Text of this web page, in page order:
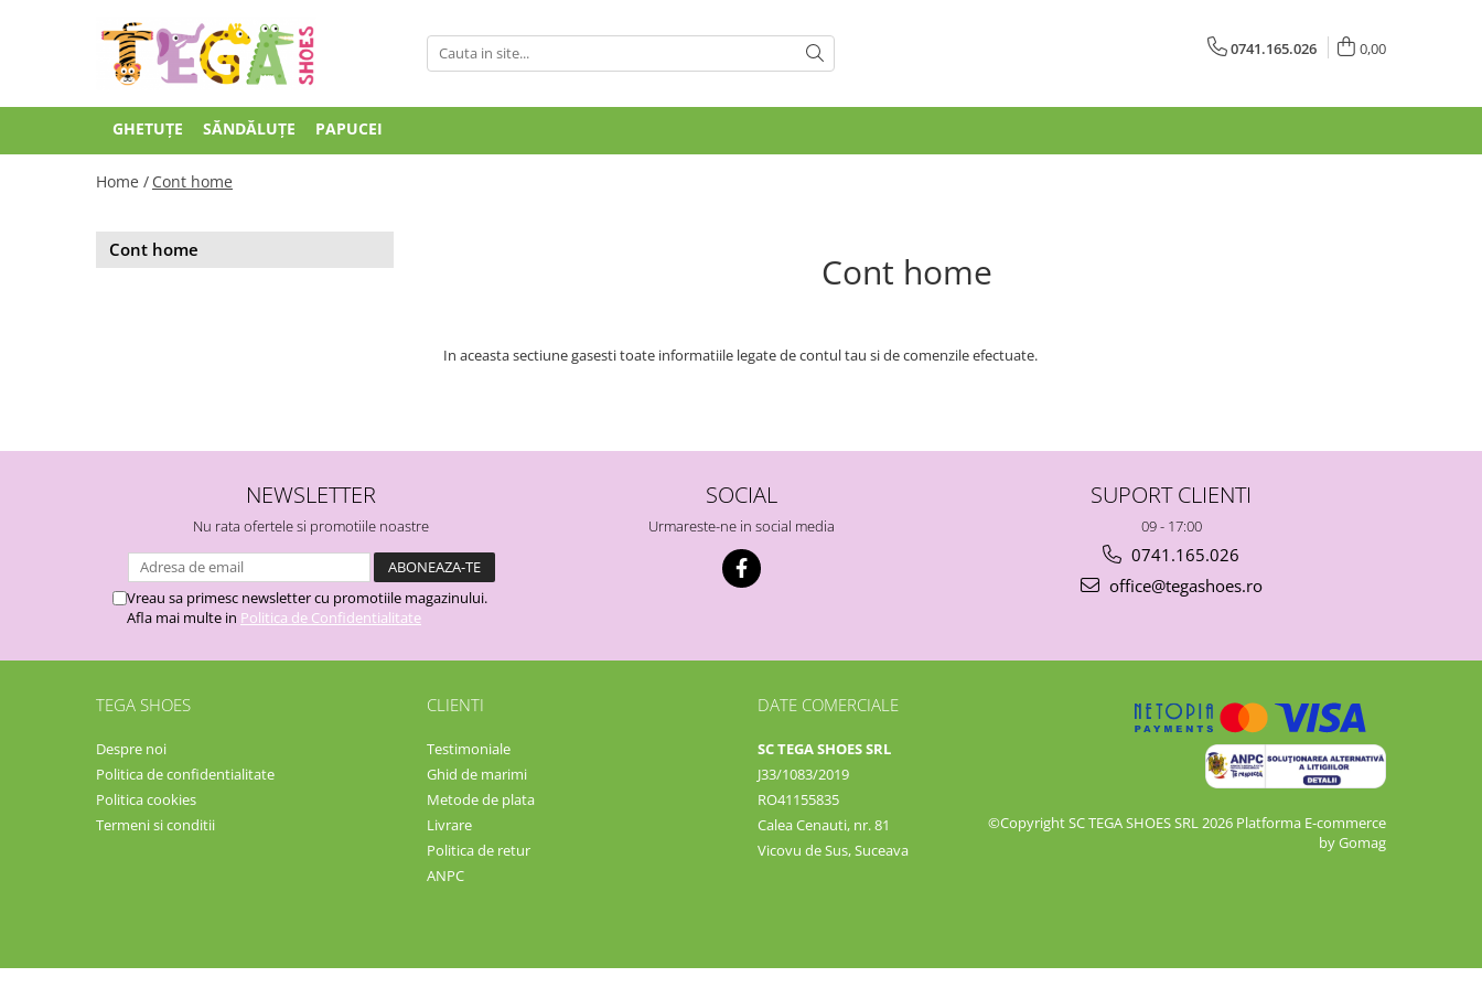
0741.165.026 0,00
GHETUȚE SĂNDĂLUȚE PAPUCEI
Home / Cont home
Cont home
In aceasta sectiune gasesti toate informatiile legate de contul tau si de comenzile efectuate.
Cont home
NEWSLETTER
Nu rata ofertele si promotiile noastre
Vreau sa primesc newsletter cu promotiile magazinului.
Afla mai multe in Politica de Confidentialitate
SOCIAL
Urmareste-ne in social media
SUPORT CLIENTI
09 - 17:00
0741.165.026
office@tegashoes.ro
TEGA SHOES
Despre noi
Politica de confidentialitate
Politica cookies
Termeni si conditii
CLIENTI
Testimoniale
Ghid de marimi
Metode de plata
Livrare
Politica de retur
ANPC
DATE COMERCIALE
SC TEGA SHOES SRL
J33/1083/2019
RO41155835
Calea Cenauti, nr. 81
Vicovu de Sus, Suceava
©Copyright SC TEGA SHOES SRL 2026 Platforma E-commerce
by Gomag